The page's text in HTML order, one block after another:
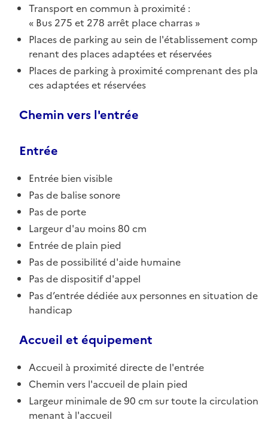
Transport en commun à proximité :
Bus 275 et 278 arrêt place charras
Places de parking au sein de l'établissement comp
renant des places adaptées et réservées
Places de parking à proximité comprenant des pla
ces adaptées et réservées
Chemin vers l'entrée
Entrée
Entrée bien visible
Pas de balise sonore
Pas de porte
Largeur d'au moins 80 cm
Entrée de plain pied
Pas de possibilité d'aide humaine
Pas de dispositif d'appel
Pas d’entrée dédiée aux personnes en situation de
handicap
Accueil et équipement
Accueil à proximité directe de l'entrée
Chemin vers l'accueil de plain pied
Largeur minimale de 90 cm sur toute la circulation
menant à l'accueil